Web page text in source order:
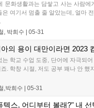
문화생활과는 담쌓고 사는 사람
은 여기서 멈출 줄 알았는데, 얼마
, 박희수 05-31
의 용이 대만이라면 2023
는 학교 수업 도중, 단어에 자극되
. 학창 시절, 저도 공부 꽤나 안
,박희수 05-31
텍스, 어디부터 볼래?" 내 선